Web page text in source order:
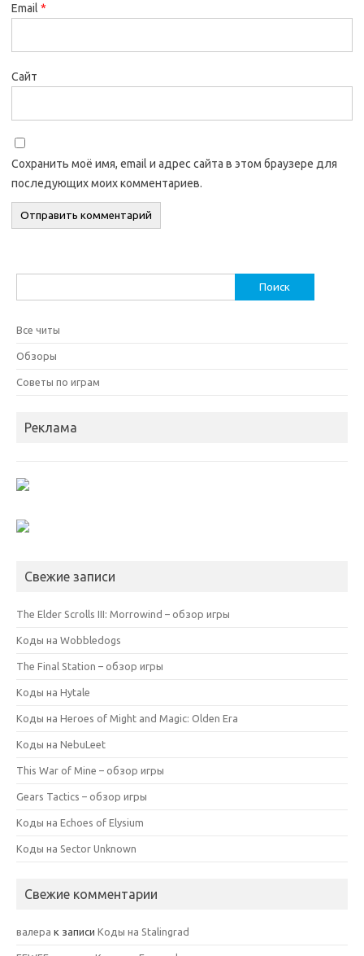
Email *
Сайт
Сохранить моё имя, email и адрес сайта в этом браузере для
последующих моих комментариев.
Все читы
Обзоры
Советы по играм
Реклама
Свежие записи
The Elder Scrolls III: Morrowind – обзор игры
Коды на Wobbledogs
The Final Station – обзор игры
Коды на Hytale
Коды на Heroes of Might and Magic: Olden Era
Коды на NebuLeet
This War of Mine – обзор игры
Gears Tactics – обзор игры
Коды на Echoes of Elysium
Коды на Sector Unknown
Свежие комментарии
валера к записи Коды на Stalingrad